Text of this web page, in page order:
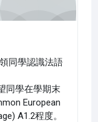
同學認識法語
同學在學期末
European
A1.2程度。